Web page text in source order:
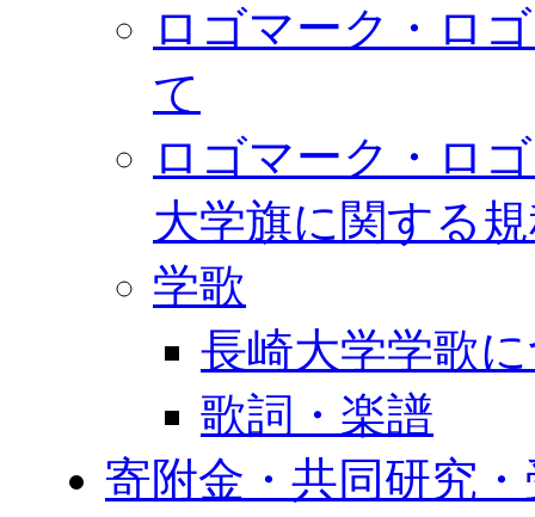
ロゴマーク・ロ
て
ロゴマーク・ロ
大学旗に関する
学歌
長崎大学学歌
歌詞・楽譜
寄附金・共同研究